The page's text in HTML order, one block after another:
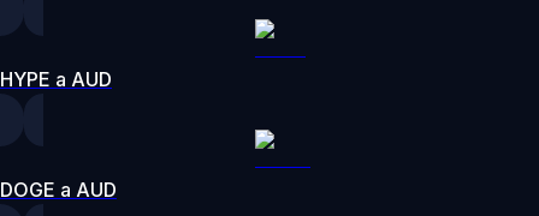
HYPE a AUD
DOGE a AUD